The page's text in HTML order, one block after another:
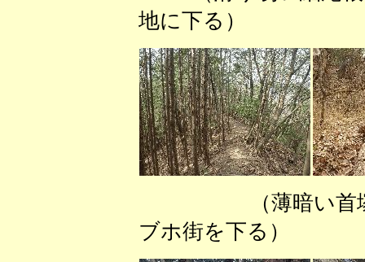
地に下る） （
（薄暗い
ブホ街を下る）